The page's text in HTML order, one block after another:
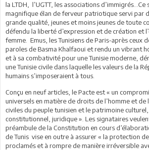
la LTDH, l’UGTT, les associations
magnifique élan de ferveur patriotique servi par
grande qualité, jeunes et moins jeunes de toute
défendu la liberté d’expression et de création et
femme. Emus, les Tunisiens de Paris-après ceux
paroles de Basma Khalfaoui et rendu un vibrant
et à sa combativité pour une Tunisie moderne,
une Tunisie civile dans laquelle les valeurs de la
humains s’imposeraient à tous.
Conçu en neuf articles, le Pacte est « un
universels en matière de droits de l’homme et
civiles du peuple tunisien et le patrimoine culturel,
constitutionnel, juridique ». Les signataires
préambule de la Constitution en cours
de Tunis vise en outre à assurer « la protection
proclamés et à rompre de manière irréversible